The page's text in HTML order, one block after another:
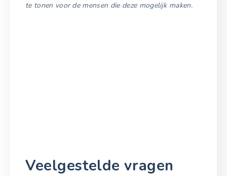
te tonen voor de mensen die deze mogelijk maken.
Veelgestelde vragen